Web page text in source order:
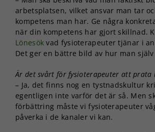
arbetsplatsen, vilket ansvar man tar
kompetens man har. Ge några
när din kompetens har gjort skillnad.
Lönesök vad fysioterapeuter tjänar i
Det ger en bättre bild av hur man
Är det svårt för fysioterapeuter att prata
– Ja, det finns nog en tystnadskultur
egentligen inte varför det är så. Men
förbättring måste vi fysioterapeuter
påverka i de kanaler vi kan.